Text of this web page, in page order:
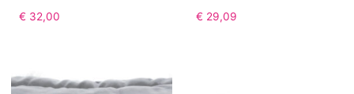
€ 32,00 € 29,09